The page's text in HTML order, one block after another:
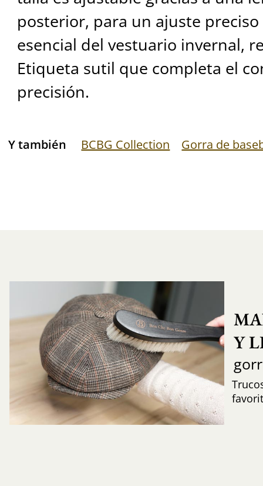
posterior, para un ajuste
esencial del vestuario invernal,
Etiqueta sutil que completa el
precisión.
Y también BCBG Collection Gorra de
Y